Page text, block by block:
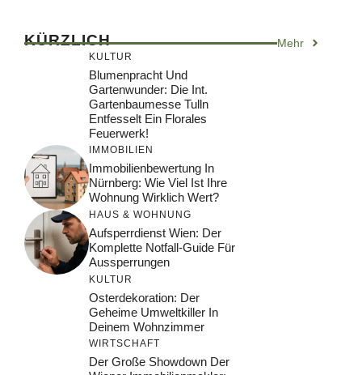
KÜRZLICH Mehr
KULTUR
Blumenpracht Und
Gartenwunder: Die Int.
Gartenbaumesse Tulln
Entfesselt Ein Florales
Feuerwerk!
IMMOBILIEN
Immobilienbewertung In
Nürnberg: Wie Viel Ist Ihre
Wohnung Wirklich Wert?
HAUS & WOHNUNG
Aufsperrdienst Wien: Der
Komplette Notfall-Guide Für
Aussperrungen
KULTUR
Osterdekoration: Der
Geheime Umweltkiller In
Deinem Wohnzimmer
WIRTSCHAFT
Der Große Showdown Der